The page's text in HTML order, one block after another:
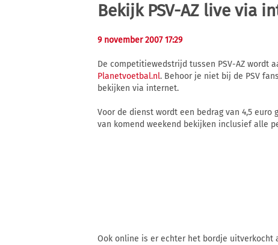
Bekijk PSV-AZ live via
9 november 2007 17:29
De competitiewedstrijd tussen PSV-AZ wordt
Planetvoetbal.nl. Behoor je niet bij de PSV
bekijken via internet.
Voor de dienst wordt een bedrag van 4,5
van komend weekend bekijken inclusief alle
Ook online is er echter het bordje uitverkocht